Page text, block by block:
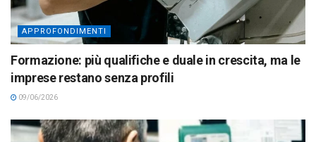
APPROFONDIMENTI
Formazione: più qualifiche e duale in crescita, ma le
imprese restano senza profili
09/06/2026